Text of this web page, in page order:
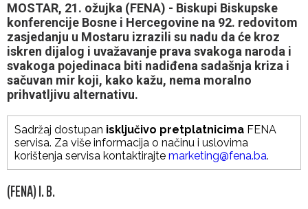
MOSTAR, 21. ožujka (FENA) - Biskupi Biskupske
konferencije Bosne i Hercegovine na 92. redovitom
zasjedanju u Mostaru izrazili su nadu da će kroz
iskren dijalog i uvažavanje prava svakoga naroda i
svakoga pojedinaca biti nadiđena sadašnja kriza i
sačuvan mir koji, kako kažu, nema moralno
prihvatljivu alternativu.
Sadržaj dostupan isključivo pretplatnicima FENA
servisa. Za više informacija o načinu i uslovima
korištenja servisa kontaktirajte marketing@fena.ba.
(FENA) I. B.